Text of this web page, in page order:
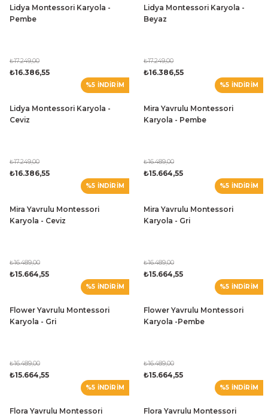
Lidya Montessori Karyola -
Pembe
₺17.249,00
₺16.386,55
Lidya Montessori Karyola -
Beyaz
₺17.249,00
₺16.386,55
%5 İNDİRİM
Lidya Montessori Karyola -
Ceviz
₺17.249,00
₺16.386,55
%5 İNDİRİM
Mira Yavrulu Montessori
Karyola - Pembe
₺16.489,00
₺15.664,55
%5 İNDİRİM
Mira Yavrulu Montessori
Karyola - Ceviz
₺16.489,00
₺15.664,55
%5 İNDİRİM
Mira Yavrulu Montessori
Karyola - Gri
₺16.489,00
₺15.664,55
%5 İNDİRİM
Flower Yavrulu Montessori
Karyola - Gri
₺16.489,00
₺15.664,55
%5 İNDİRİM
Flower Yavrulu Montessori
Karyola -Pembe
₺16.489,00
₺15.664,55
%5 İNDİRİM
Flora Yavrulu Montessori
%5 İNDİRİM
Flora Yavrulu Montessori